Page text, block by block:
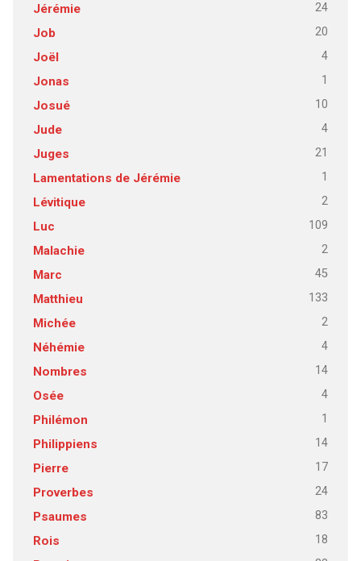
Jérémie 24
Job 20
Joël 4
Jonas 1
Josué 10
Jude 4
Juges 21
Lamentations de Jérémie 1
Lévitique 2
Luc 109
Malachie 2
Marc 45
Matthieu 133
Michée 2
Néhémie 4
Nombres 14
Osée 4
Philémon 1
Philippiens 14
Pierre 17
Proverbes 24
Psaumes 83
Rois 18